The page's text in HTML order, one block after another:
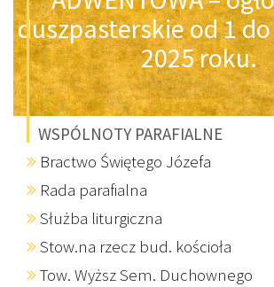
duszpasterskie od 1
2025 roku.
WSPÓLNOTY PARAFIALNE
Bractwo Świętego Józefa
Rada parafialna
Służba liturgiczna
Stow.na rzecz bud. kościoła
Tow. Wyższ Sem. Duchownego